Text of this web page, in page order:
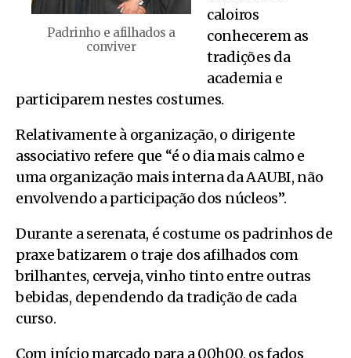
Padrinho e afilhados a
conviver
caloiros
conhecerem as
tradições da
academia e
participarem nestes costumes.
Relativamente à organização, o dirigente
associativo refere que “é o dia mais calmo e
uma organização mais interna da AAUBI, não
envolvendo a participação dos núcleos”.
Durante a serenata, é costume os padrinhos de
praxe batizarem o traje dos afilhados com
brilhantes, cerveja, vinho tinto entre outras
bebidas, dependendo da tradição de cada
curso.
Com início marcado para a 00h00, os fados